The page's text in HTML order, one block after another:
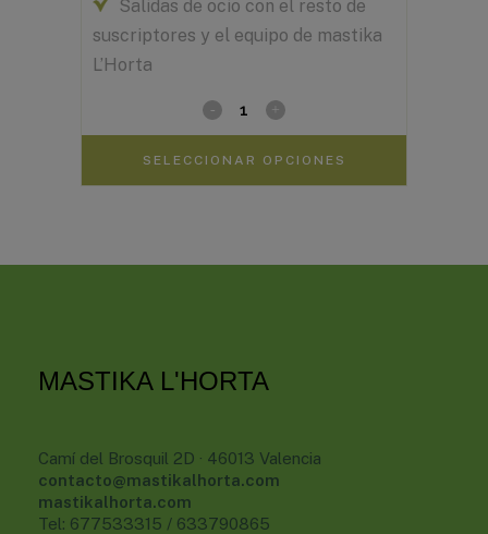
SELECCIONAR OPCIONES
Salidas de ocio con el resto de
suscriptores y el equipo de mastika
L’Horta
MASTIKA L'HORTA
Camí del Brosquil 2D · 46013 Valencia
contacto@mastikalhorta.com
mastikalhorta.com
Tel: 677533315 / 633790865